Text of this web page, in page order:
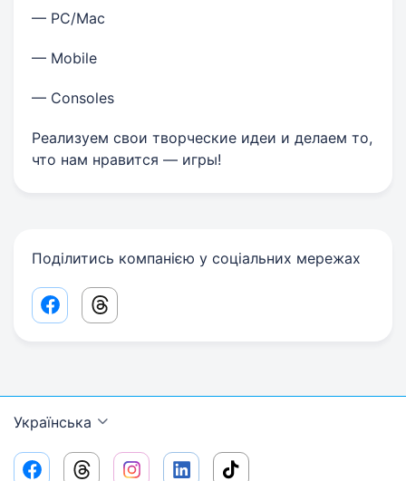
— PC/Mac
— Mobile
— Consoles
Реализуем свои творческие идеи и делаем то,
что нам нравится — игры!
Поділитись компанією у соціальних мережах
Facebook share link
Threads share link
Українська